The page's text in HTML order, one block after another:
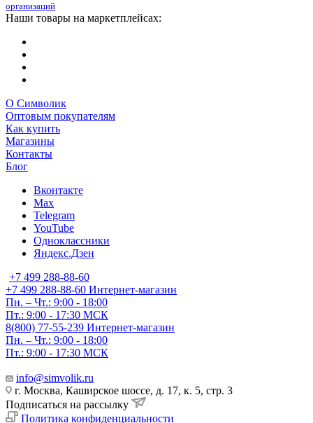
организаций
Наши товары на маркетплейсах:
О Символик
Оптовым покупателям
Как купить
Магазины
Контакты
Блог
Вконтакте
Max
Telegram
YouTube
Одноклассники
Яндекс.Дзен
+7 499 288-88-60
+7 499 288-88-60 Интернет-магазин
Пн. – Чт.: 9:00 - 18:00
Пт.: 9:00 - 17:30 МСК
8(800) 77-55-239 Интернет-магазин
Пн. – Чт.: 9:00 - 18:00
Пт.: 9:00 - 17:30 МСК
info@simvolik.ru
г. Москва, Каширское шоссе, д. 17, к. 5, стр. 3
Подписаться на рассылку
Политика конфиденциальности